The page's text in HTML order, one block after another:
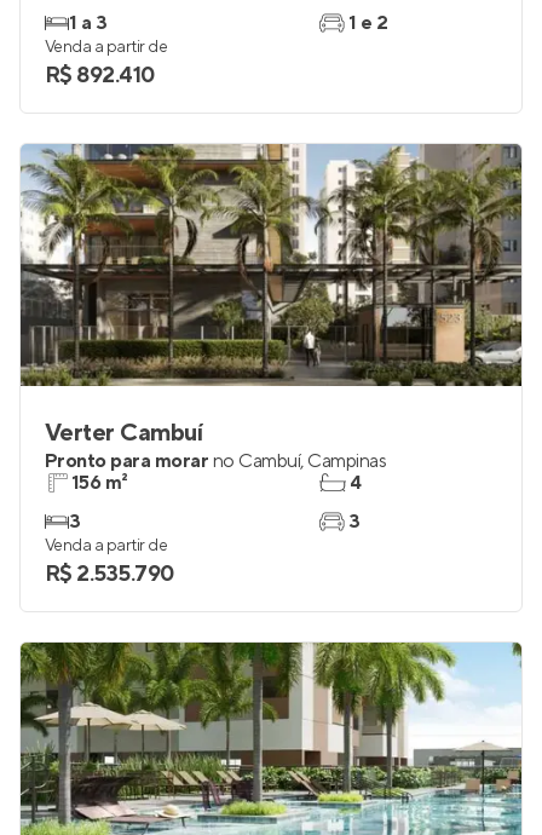
1 a 3
1 e 2
Venda a partir de
R$ 892.410
Verter Cambuí
Pronto para morar no Cambuí, Campinas
156 m²
3
4
3
Venda a partir de
R$ 2.535.790